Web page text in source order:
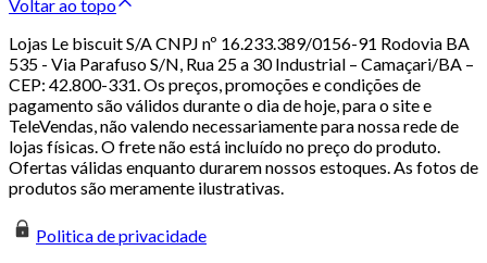
Voltar ao topo
Lojas Le biscuit S/A CNPJ nº 16.233.389/0156-91 Rodovia BA
535 - Via Parafuso S/N, Rua 25 a 30 Industrial – Camaçari/BA –
CEP: 42.800-331. Os preços, promoções e condições de
pagamento são válidos durante o dia de hoje, para o site e
TeleVendas, não valendo necessariamente para nossa rede de
lojas físicas. O frete não está incluído no preço do produto.
Ofertas válidas enquanto durarem nossos estoques. As fotos de
produtos são meramente ilustrativas.
Politica de privacidade